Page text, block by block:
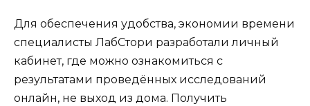
Для обеспечения удобства, экономии времени
специалисты ЛабСтори разработали личный
кабинет, где можно ознакомиться с
результатами проведённых исследований
онлайн, не выход из дома. Получить